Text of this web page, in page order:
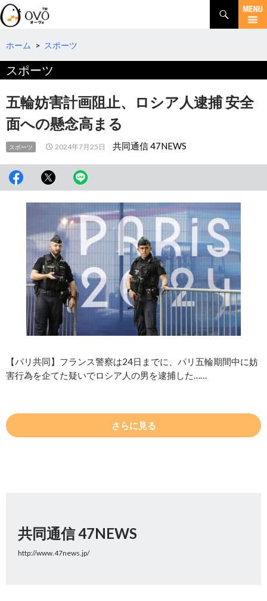
検
索
コ
テ
へ
移
動
ホーム > スポーツ
スポーツ
五輪妨害計画阻止、ロシア人逮捕 安全
面への懸念高まる
スポーツ 2024年7月25日 共同通信 47NEWS
【パリ共同】フランス警察は24日までに、パリ五輪期間中に妨
害行為を企てた疑いでロシア人の男を逮捕した……
さらに見る
共同通信 47NEWS
http://www.47news.jp/